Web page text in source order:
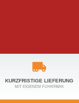
KURZFRISTIGE LIEFERUNG
MIT EIGENEM FUHRPARK